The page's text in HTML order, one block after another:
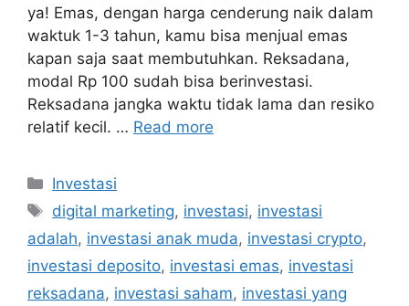
ya! Emas, dengan harga cenderung naik dalam
waktuk 1-3 tahun, kamu bisa menjual emas
kapan saja saat membutuhkan. Reksadana,
modal Rp 100 sudah bisa berinvestasi.
Reksadana jangka waktu tidak lama dan resiko
relatif kecil. … Read more
Investasi
digital marketing, investasi, investasi
adalah, investasi anak muda, investasi crypto,
investasi deposito, investasi emas, investasi
reksadana, investasi saham, investasi yang